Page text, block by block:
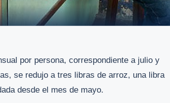
por persona, correspondiente a julio y
se redujo a tres libras de arroz, una libra
desde el mes de mayo.